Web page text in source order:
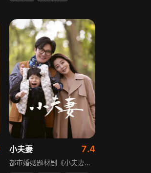
小夫妻 7.4
都市婚姻题材剧《小夫妻》围绕经营十年婚姻的周全与车莉展开，原本家庭美满的二人突遭变故：周全怀才不遇还意外被裁员，车莉则被迫赶鸭子上架仓促创业，不可预期的生活变动让他们的婚姻陷入僵局。而立之年的两人，在现实压力与情感拉扯中挣扎，面临诸多矛盾与考验，他们能否重新调整生活节奏，修复婚姻关系，回到幸福生活的轨道，是该剧的核心看点。